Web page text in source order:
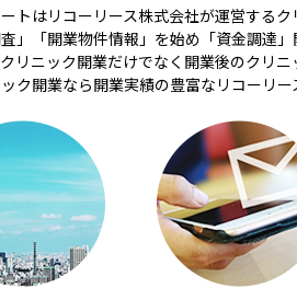
トはリコーリース株式会社が運営する
」「開業物件情報」を始め「資金調達
リニック開業だけでなく開業後のクリ
ク開業なら開業実績の豊富なリコーリー